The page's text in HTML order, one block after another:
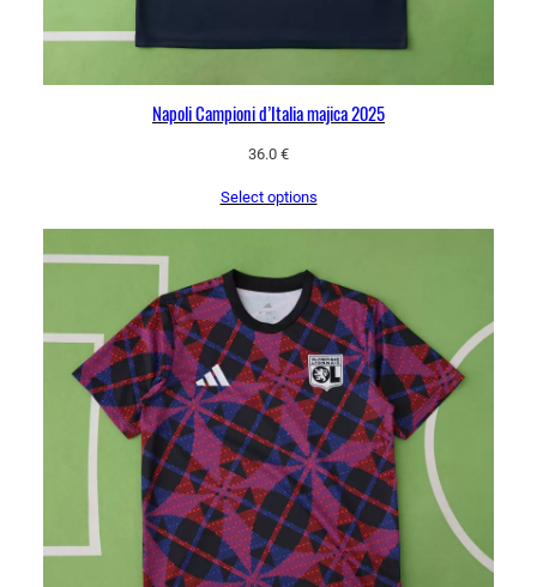
Napoli Campioni d’Italia majica 2025
36.0 €
Select options